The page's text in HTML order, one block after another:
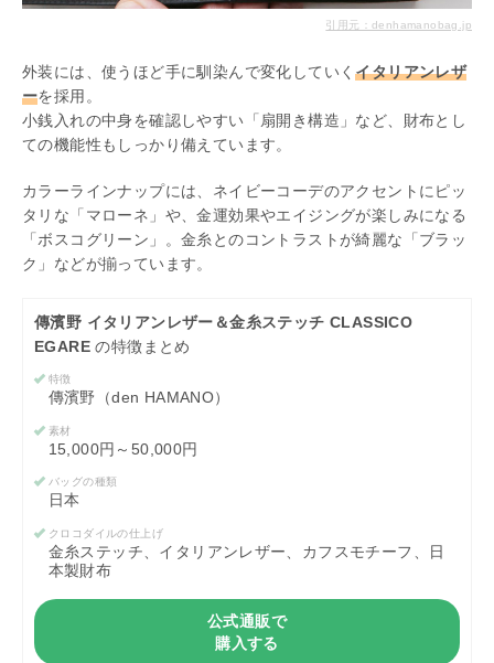
引用元：denhamanobag.jp
外装には、使うほど手に馴染んで変化していくイタリアンレザ
ーを採用。
小銭入れの中身を確認しやすい「扇開き構造」など、財布とし
ての機能性もしっかり備えています。
カラーラインナップには、ネイビーコーデのアクセントにピッ
タリな「マローネ」や、金運効果やエイジングが楽しみになる
「ボスコグリーン」。金糸とのコントラストが綺麗な「ブラッ
ク」などが揃っています。
傳濱野 イタリアンレザー＆金糸ステッチ CLASSICO
EGAREの特徴まとめ
特徴
傳濱野（den HAMANO）
素材
15,000円～50,000円
バッグの種類
日本
クロコダイルの仕上げ
金糸ステッチ、イタリアンレザー、カフスモチーフ、日
本製財布
公式通販で
購入する